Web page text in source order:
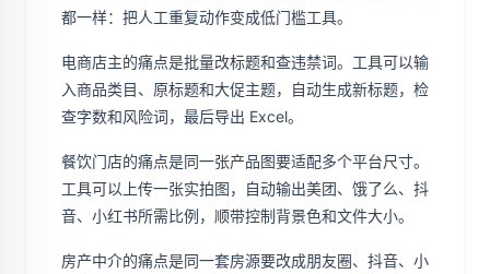
都一样：把人工重复动作变成低门槛工具。
电商店主的痛点是批量改标题和查违禁词。工具可以输
入商品类目、原标题和大促主题，自动生成新标题，检
查字数和风险词，最后导出 Excel。
餐饮门店的痛点是同一张产品图要适配多个平台尺寸。
工具可以上传一张实拍图，自动输出美团、饿了么、抖
音、小红书所需比例，顺带控制背景色和文件大小。
房产中介的痛点是同一套房源要改成朋友圈、抖音、小